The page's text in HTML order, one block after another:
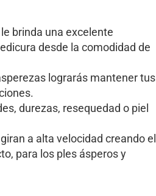
brinda una excelente
desde la comodidad de
lograrás mantener tus
durezas, resequedad o piel
a alta velocidad creando el
para los ples ásperos y